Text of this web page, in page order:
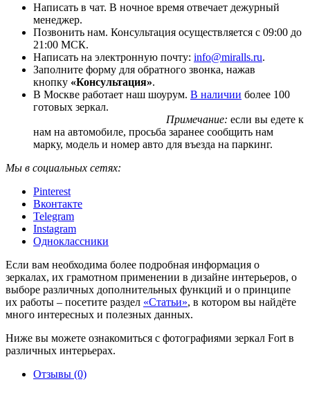
Написать в чат. В ночное время отвечает дежурный
менеджер.
Позвонить нам. Консультация осуществляется с 09:00 до
21:00 МСК.
Написать на электронную почту: info@miralls.ru.
Заполните форму для обратного звонка, нажав
кнопку «Консультация».
В Москве работает наш шоурум. В наличии более 100
готовых зеркал.
Примечание: если вы едете к
нам на автомобиле, просьба заранее сообщить нам
марку, модель и номер авто для въезда на паркинг.
Мы в социальных сетях:
Pinterest
Вконтакте
Telegram
Instagram
Одноклассники
Если вам необходима более подробная информация о
зеркалах, их грамотном применении в дизайне интерьеров, о
выборе различных дополнительных функций и о принципе
их работы – посетите раздел «Статьи», в котором вы найдёте
много интересных и полезных данных.
Ниже вы можете ознакомиться с фотографиями зеркал Fort в
различных интерьерах.
Отзывы (0)